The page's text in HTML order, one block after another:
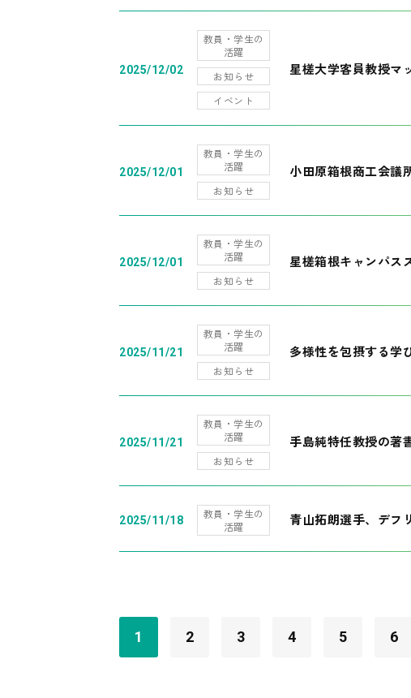
2025/12/02
教員・学生の
活躍
お知らせ
イベント
星槎大学客員教授マ
2025/12/01
教員・学生の
活躍
お知らせ
小田原箱根商工会議
2025/12/01
教員・学生の
活躍
お知らせ
星槎箱根キャンパス
2025/11/21
教員・学生の
活躍
お知らせ
多様性を包摂する
2025/11/21
教員・学生の
活躍
お知らせ
手島純特任教授の著
2025/11/18
教員・学生の
活躍
青山拓朗選手、デフ
1 2 3 4 5 6